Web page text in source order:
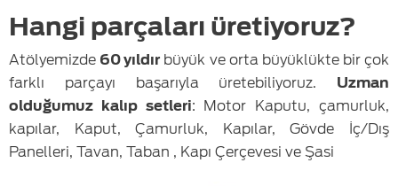
Hangi parçaları üretiyoruz?
Atölyemizde 60 yıldır büyük ve orta büyüklükte bir çok
farklı parçayı başarıyla üretebiliyoruz. Uzman
olduğumuz kalıp setleri: Motor Kaputu, çamurluk,
kapılar, Kaput, Çamurluk, Kapılar, Gövde İç/Dış
Panelleri, Tavan, Taban , Kapı Çerçevesi ve Şasi